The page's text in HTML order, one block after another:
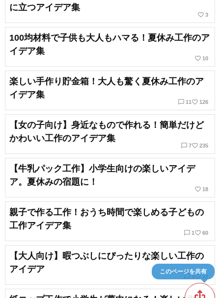
に立つアイデア集
favorite_border 3
100均材料で子供も大人もハマる！夏休み工作のア
イデア集
favorite_border 10
楽しい手作り貯金箱！大人も驚く夏休み工作のア
イデア集
chat_bubble_outline 11 favorite_border 126
【女の子向け】身近なもので作れる！簡単だけど
かわいい工作のアイデア集
chat_bubble_outline 7favorite_border 235
【牛乳パック工作】小学生向けの楽しいアイデ
ア。夏休みの宿題に！
favorite_border 18
親子で作る工作！おうち時間で楽しめる子どもの
工作アイデア集
chat_bubble_outline 1 favorite_border 60
【大人向け】暇つぶしにぴったりな楽しい工作の
アイデア
favorite_border
このページを共有